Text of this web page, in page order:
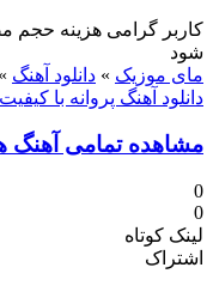
کاربر گرامی هزینه حجم
شود
مای موزیک » دانلود آهنگ »
دانلود آهنگ پروانه با کیفیت ۱۲۸
مشاهده تمامی آهنگ
0
0
لینک کوتاه
اشتراک